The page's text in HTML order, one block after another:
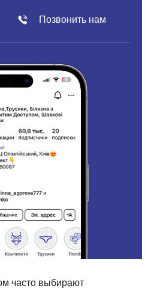
Позвонить нам
часто выбирают